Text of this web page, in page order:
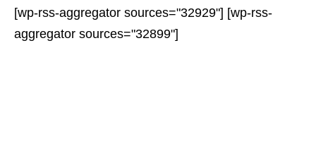
[wp-rss-aggregator sources="32929"] [wp-rss-
aggregator sources="32899"]